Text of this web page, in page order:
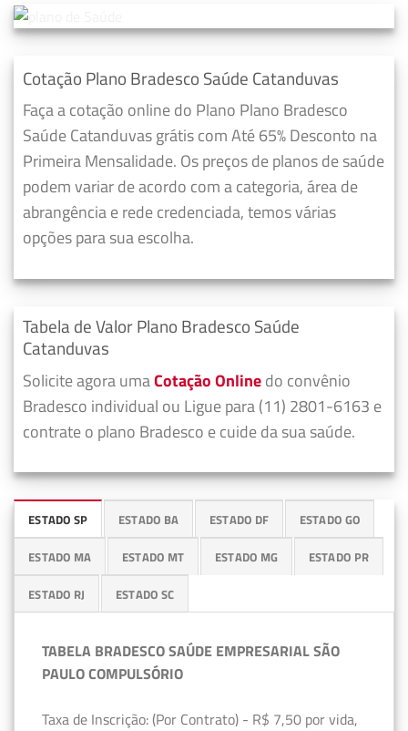
Cotação Plano Bradesco Saúde Catanduvas
Faça a cotação online do Plano Plano Bradesco
Saúde Catanduvas grátis com Até 65% Desconto na
Primeira Mensalidade. Os preços de planos de saúde
podem variar de acordo com a categoria, área de
abrangência e rede credenciada, temos várias
opções para sua escolha.
Tabela de Valor Plano Bradesco Saúde
Catanduvas
Solicite agora umaCotação Onlinedo convênio
Bradesco individual ou Ligue para (11) 2801-6163 e
contrate o plano Bradesco e cuide da sua saúde.
ESTADO SP ESTADO BA ESTADO DF ESTADO GO
ESTADO MA ESTADO MT ESTADO MG ESTADO PR
ESTADO RJ ESTADO SC
TABELA BRADESCO SAÚDE EMPRESARIAL SÃO
PAULO COMPULSÓRIO
Taxa de Inscrição: (Por Contrato) - R$ 7,50 por vida,